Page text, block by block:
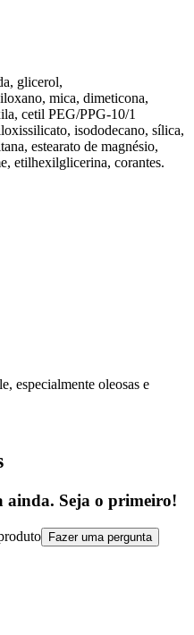
glicerol,
mica, dimeticona,
cetil PEG/PPG-10/1
isododecano, sílica,
estearato de magnésio,
etilhexilglicerina, corantes.
especialmente oleosas e
ainda. Seja o primeiro!
Fazer uma pergunta